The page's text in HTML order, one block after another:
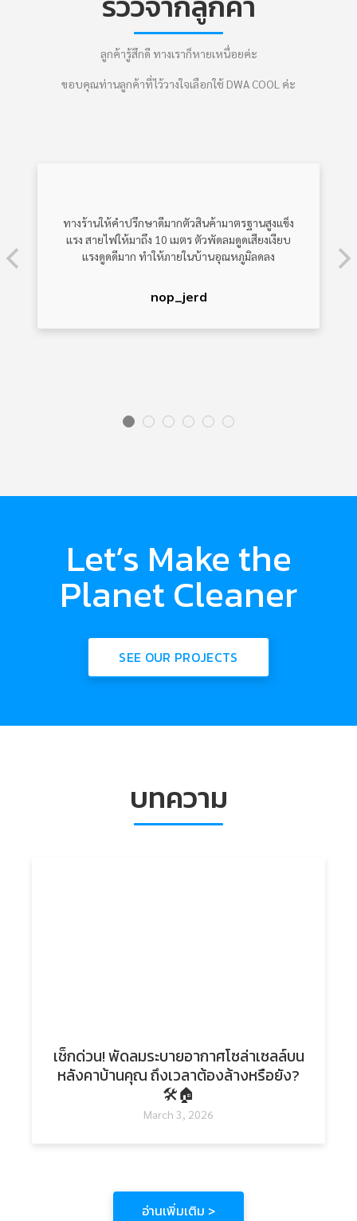
ลูกค้ารู้สึกดี ทางเราก็หายเหนื่อยค่ะ
ขอบคุณท่านลูกค้าที่ไว้วางใจเลือกใช้ DWA COOL ค่ะ
ทางร้านให้คำปรึกษาดีมากตัวสินค้ามาตรฐานสูงแข็ง
แรง สายไฟให้มาถึง 10 เมตร ตัวพัดลมดูดเสียงเงียบ
แรงดูดดีมาก ทำให้ภายในบ้านอุณหภูมิลดลง
nop_jerd
Let’s Make the
Planet Cleaner
SEE OUR PROJECTS
บทความ
เช็กด่วน! พัดลมระบายอากาศโซล่าเซลล์บน
หลังคาบ้านคุณ ถึงเวลาต้องล้างหรือยัง?
🛠️🏠
March 3, 2026
อ่านเพิ่มเติม >